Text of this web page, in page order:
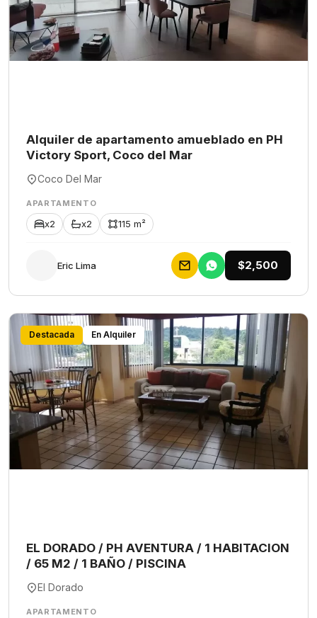
Alquiler de apartamento amueblado en PH
Victory Sport, Coco del Mar
Coco Del Mar
APARTAMENTO
x2 x2 115 m²
Eric Lima $2,500
Destacada En Alquiler
EL DORADO / PH AVENTURA / 1 HABITACION
/ 65 M2 / 1 BAÑO / PISCINA
El Dorado
APARTAMENTO